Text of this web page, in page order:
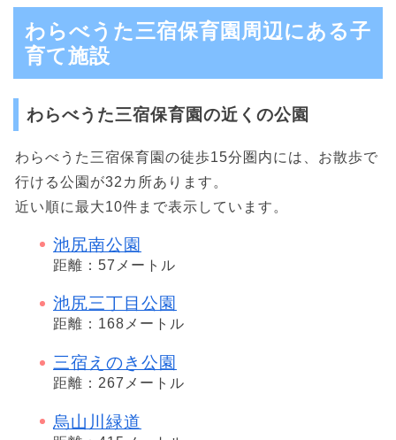
わらべうた三宿保育園周辺にある子
育て施設
わらべうた三宿保育園の近くの公園
わらべうた三宿保育園の徒歩15分圏内には、お散歩で
行ける公園が32カ所あります。
近い順に最大10件まで表示しています。
池尻南公園
距離：57メートル
池尻三丁目公園
距離：168メートル
三宿えのき公園
距離：267メートル
烏山川緑道